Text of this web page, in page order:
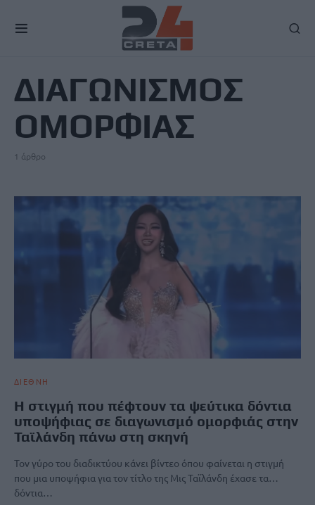
ΔΙΑΓΩΝΙΣΜΟΣ
ΟΜΟΡΦΙΑΣ
1 άρθρο
ΔΙΕΘΝΗ
Η στιγμή που πέφτουν τα ψεύτικα δόντια
υποψήφιας σε διαγωνισμό ομορφιάς στην
Ταϊλάνδη πάνω στη σκηνή
Τον γύρο του διαδικτύου κάνει βίντεο όπου φαίνεται η στιγμή
που μια υποψήφια για τον τίτλο της Μις Ταϊλάνδη έχασε τα…
δόντια…